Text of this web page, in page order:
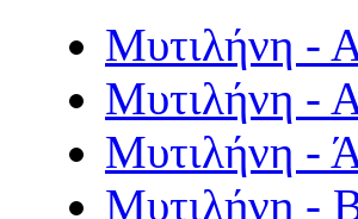
Μυτιλήνη -
Μυτιλήνη -
Μυτιλήνη -
Μυτιλήνη -